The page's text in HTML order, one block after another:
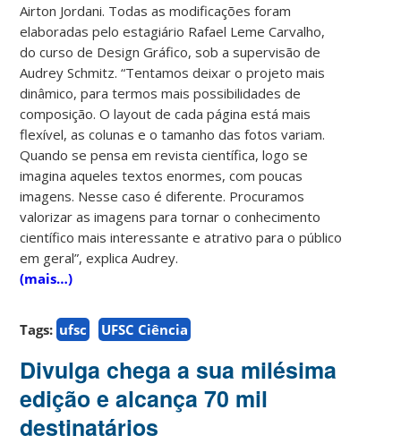
Airton Jordani. Todas as modificações foram
elaboradas pelo estagiário Rafael Leme Carvalho,
do curso de Design Gráfico, sob a supervisão de
Audrey Schmitz. “Tentamos deixar o projeto mais
dinâmico, para termos mais possibilidades de
composição. O layout de cada página está mais
flexível, as colunas e o tamanho das fotos variam.
Quando se pensa em revista científica, logo se
imagina aqueles textos enormes, com poucas
imagens. Nesse caso é diferente. Procuramos
valorizar as imagens para tornar o conhecimento
científico mais interessante e atrativo para o público
em geral”, explica Audrey.
(mais…)
Tags: ufsc UFSC Ciência
Divulga chega a sua milésima
edição e alcança 70 mil
destinatários